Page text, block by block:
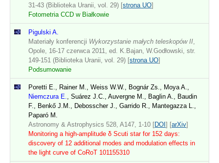
31-43 (Biblioteka Uranii, vol. 29) [strona UO]
Fotometria CCD w Białkowie
Pigulski A.
Materiały konferencji Wykorzystanie małych teleskopów II
Opole, 16-17 czerwca 2011, ed. K.Bajan, W.Godłowski, str.
149-151 (Biblioteka Uranii, vol. 29) [strona UO]
Podsumowanie
Poretti E., Rainer M., Weiss W.W., Bognár Zs., Moya A.,
Niemczura E.
, Suárez J.C., Auvergne M., Baglin A., Baudin
F., Benkő J.M., Debosscher J., Garrido R., Mantegazza L.,
Paparó M.
Astronomy & Astrophysics 528, A147, 1-10 [DOI] [arXiv]
Monitoring a high-amplitude δ Scuti star for 152 days:
discovery of 12 additional modes and modulation effects in
the light curve of CoRoT 101155310